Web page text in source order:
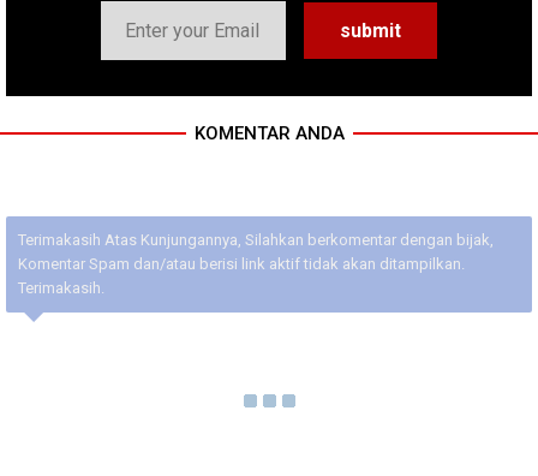
KOMENTAR ANDA
Terimakasih Atas Kunjungannya, Silahkan berkomentar dengan bijak,
Komentar Spam dan/atau berisi link aktif tidak akan ditampilkan.
Terimakasih.